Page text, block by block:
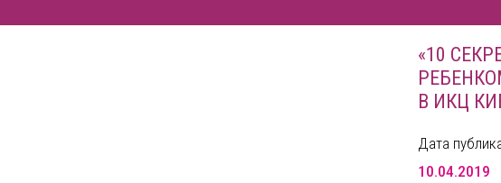
«10
В ИКЦ
Дата
10.04.2019